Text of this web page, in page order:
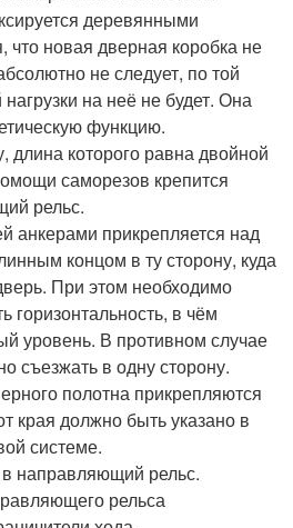
деревянными
что новая дверная коробка не
не следует, по той
на неё не будет. Она
функцию.
длина которого равна двойной
саморезов крепится
рельс.
анкерами прикрепляется над
концом в ту сторону, куда
При этом необходимо
горизонтальность, в чём
уровень. В противном случае
съезжать в одну сторону.
полотна прикрепляются
края должно быть указано в
системе.
направляющий рельс.
рельса